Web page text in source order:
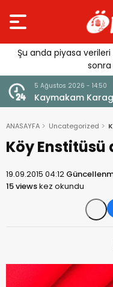
Şu anda piyasa
5 Ağustos 2026 -
Sağlıklı
ANASAYFA Uncategorized
Köy Enstitüsü
19.09.2015 04:12
15 viewskez okundu